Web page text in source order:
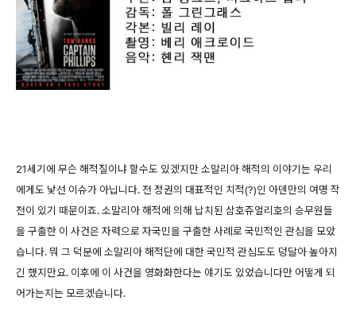
21세기에 무슨 해적질이냐 할수도 있겠지만 소말리아 해적의 이야기는 우리
에게도 낯선 이슈가 아닙니다. 전 정권의 대표적인 치적(?)인 아덴만의 여명 작
전이 있기 때문이죠. 소말리아 해적에 의해 납치된 삼호쥬얼리호의 승무원들
을 구출한 이 사건은 자력으로 자국민을 구출한 사례로 국민적인 관심을 모았
습니다. 뭐 그 덕분에 소말리아 해적단에 대한 국민적 관심도도 덩달아 높아지
긴 했지만요. 이후에 이 사건을 영화화한다는 얘기도 있었습니다만 어떻게 되
어가는지는 모르겠습니다.